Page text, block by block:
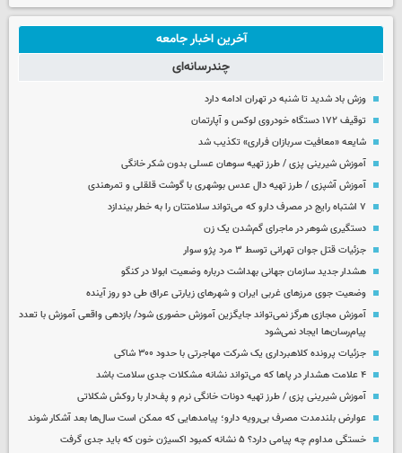
آخرین اخبار جامعه
چندرسانه‌ای
وزش باد شدید تا شنبه در تهران ادامه دارد
توقیف ۱۷۲ دستگاه خودروی لوکس و آپارتمان
شایعه «معافیت سربازان فراری» تکذیب شد
آموزش شیرینی پزی / طرز تهیه سوهان عسلی بدون شکر خانگی
آموزش آشپزی / طرز تهیه دال عدس بوشهری با گوشت قلقلی و تمرهندی
۷ اشتباه رایج در مصرف دارو که می‌تواند سلامتتان را به خطر بیندازد
دستگیری شوهر در ماجرای گم‌شدن یک زن
جزئیات قتل جوان تهرانی توسط ۳ مرد پژو سوار
هشدار جدید سازمان جهانی بهداشت درباره وضعیت ابولا در کنگو
وضعیت جوی مرزهای غربی ایران و شهرهای زیارتی عراق طی دو روز آینده
آموزش مجازی هرگز نمی‌تواند جایگزین آموزش حضوری شود/ بازدهی واقعی آموزش با تعدد
پیام‌رسان‌ها ایجاد نمی‌شود
جزئیات پرونده کلاهبرداری یک شرکت مهاجرتی با حدود ۳۰۰ شاکی
۴ علامت هشدار در پاها که می‌تواند نشانه مشکلات جدی سلامت باشد
آموزش شیرینی پزی / طرز تهیه دونات خانگی نرم و پف‌دار با روکش شکلاتی
عوارض بلندمدت مصرف بی‌رویه دارو؛ پیامدهایی که ممکن است سال‌ها بعد آشکار شوند
خستگی مداوم چه پیامی دارد؟ ۵ نشانه کمبود اکسیژن خون که باید جدی گرفت